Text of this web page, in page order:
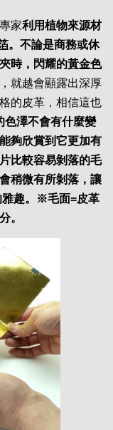
家利用植物來源材
。不論是商務或休
時，閃耀的黃金色
就越會顯露出深厚
的皮革，相信這也
色澤不會有什麼變
夠欣賞到它更加有
比較容易剝落的毛
稍微有所剝落，讓
雅趣。※毛面=皮革
。